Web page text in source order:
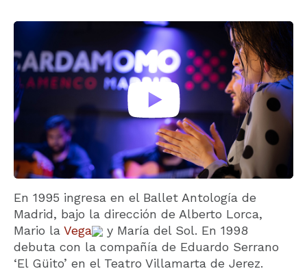
En 1995 ingresa en el Ballet Antología de
Madrid, bajo la dirección de Alberto Lorca,
Mario la Vega
y María del Sol. En 1998
debuta con la compañía de Eduardo Serrano
‘El Güito’ en el Teatro Villamarta de Jerez.